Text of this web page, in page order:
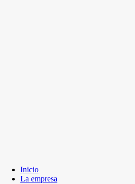
Inicio
La empresa